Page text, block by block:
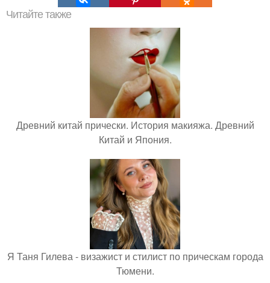
Читайте также
Древний китай прически. История макияжа. Древний
Китай и Япония.
Я Таня Гилева - визажист и стилист по прическам города
Тюмени.